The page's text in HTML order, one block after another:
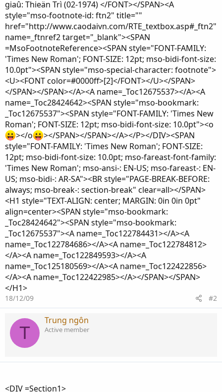
giaû: Thieän Trì (02-1974) </FONT></SPAN><A
style="mso-footnote-id: ftn2" title=""
href="http://www.caodaivn.com/RTE_textbox.asp#_ftn2"
name=_ftnref2 target="_blank"><SPAN
=MsoFootnoteReference><SPAN style="FONT-FAMILY:
'Times New Roman'; FONT-SIZE: 12pt; mso-bidi-font-size:
10.0pt"><SPAN style="mso-special-character: footnote">
<U><FONT color=#0000ff>[2]</FONT></U></SPAN>
</SPAN></SPAN></A><A name=_Toc12675537></A><A
name=_Toc28424642><SPAN style="mso-bookmark:
_Toc12675537"><SPAN style="FONT-FAMILY: 'Times New
Roman'; FONT-SIZE: 12pt; mso-bidi-font-size: 10.0pt"><o
></o
></SPAN></SPAN></A></P></DIV><SPAN
style="FONT-FAMILY: 'Times New Roman'; FONT-SIZE:
12pt; mso-bidi-font-size: 10.0pt; mso-fareast-font-family:
'Times New Roman'; mso-ansi-: EN-US; mso-fareast-: EN-
US; mso-bidi-: AR-SA"><BR style="PAGE-BREAK-BEFORE:
always; mso-break-: section-break" clear=all></SPAN>
<H1 style="TEXT-ALIGN: center; MARGIN: 0in 0in 0pt"
align=center><SPAN style="mso-bookmark:
_Toc28424642"><SPAN style="mso-bookmark:
_Toc12675537"><A name=_Toc122784431></A><A
name=_Toc122784686></A><A name=_Toc122784812>
</A><A name=_Toc122849593></A><A
name=_Toc125180569></A><A name=_Toc122422856>
</A><A name=_Toc122422985></A></SPAN></SPAN>
</H1>
18/12/09 #2
T
Trung ngôn
Active member
<DIV =Section1>